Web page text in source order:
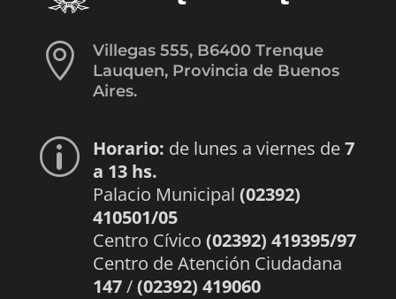

Villegas 555, B6400 Trenque
Lauquen, Provincia de Buenos
Aires.
p Horario: de lunes a viernes de7
a 13 hs.
Palacio Municipal (02392)
410501/05
Centro Cívico (02392) 419395/97
Centro de Atención Ciudadana
147/(02392) 419060